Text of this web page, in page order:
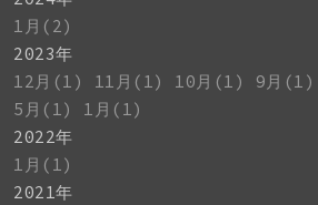
1月(2)
2023年
12月(1)
11月(1) 10月(1)
9月(1)
5月(1)
1月(1)
2022年
1月(1)
2021年